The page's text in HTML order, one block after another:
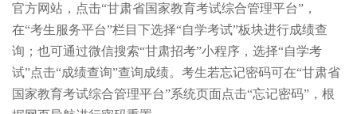
官方网站，点击“甘肃省国家教育考试综合管理平台”，
在“考生服务平台”栏目下选择“自学考试”板块进行成绩查
询；也可通过微信搜索“甘肃招考”小程序，选择“自学考
试”点击“成绩查询”查询成绩。考生若忘记密码可在“甘肃省
国家教育考试综合管理平台”系统页面点击“忘记密码”，根